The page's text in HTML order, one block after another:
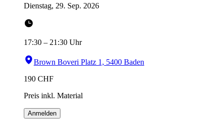
Dienstag, 29. Sep. 2026
17:30 – 21:30 Uhr
Brown Boveri Platz 1, 5400 Baden
190 CHF
Preis inkl. Material
Anmelden